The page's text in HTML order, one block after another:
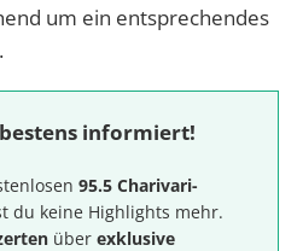
um ein entsprechendes
informiert!
95.5 Charivari-
du keine Highlights mehr.
über exklusive